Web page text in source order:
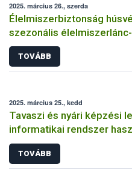
2025. március 26., szerda
Élelmiszerbiztonság
szezonális
TOVÁBB
2025. március 25., kedd
Tavaszi és nyári képzési
informatikai rendszer
TOVÁBB